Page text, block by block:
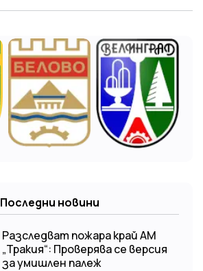
Последни новини
Разследват пожара край АМ
„Тракия“: Проверява се версия
за умишлен палеж